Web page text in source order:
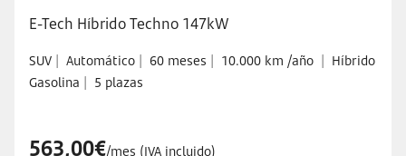
E-Tech Híbrido Techno 147kW
SUV | Automático | 60 meses | 10.000 km /año | Híbrido
Gasolina | 5 plazas
563,00€/mes (IVA incluido)